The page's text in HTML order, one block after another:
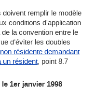
remplir le modèle
conditions d'application
la convention entre le
d’éviter les doubles
résidente demandant
un résident, point 8.7
1er janvier 1998